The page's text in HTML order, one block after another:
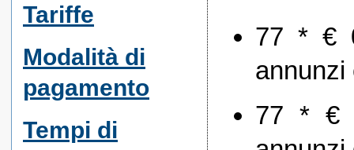
Tariffe
Modalità di
pagamento
Tempi di
77 * €
annunzi
77 * €